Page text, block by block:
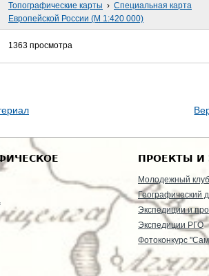
Топографические карты › Специальная карта
Европейской России (М 1:420 000)
1363 просмотра
ПРОЕКТЫ И
Молодежный клуб
Географический
Экспедиции и
Экспедиции РГО
Фотоконкурс